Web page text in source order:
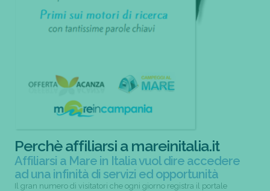
Perchè affiliarsi a mareinitalia.it
Affiliarsi a Mare in Italia vuol dire accedere
ad una infinità di servizi ed opportunità
Il gran numero di visitatori che ogni giorno registra il portale